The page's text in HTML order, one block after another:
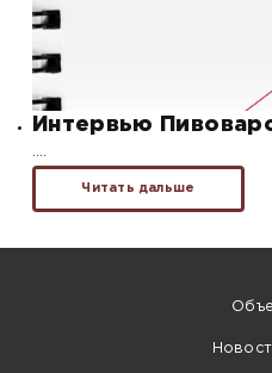
Интервью
….
Читать дальше